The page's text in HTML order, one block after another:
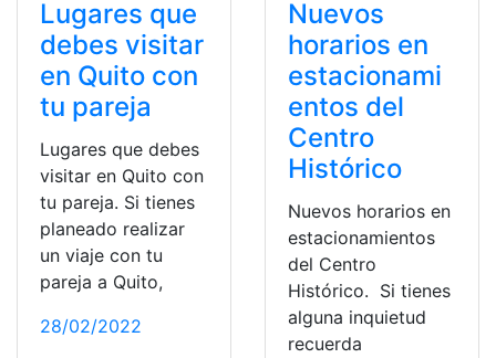
Lugares que
debes visitar
en Quito con
tu pareja
Lugares que debes
visitar en Quito con
tu pareja. Si tienes
planeado realizar
un viaje con tu
pareja a Quito,
28/02/2022
Nuevos
horarios en
estacionami
entos del
Centro
Histórico
Nuevos horarios en
estacionamientos
del Centro
Histórico. Si tienes
alguna inquietud
recuerda